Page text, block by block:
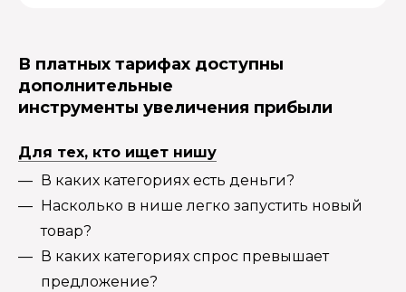
В платных тарифах доступны
дополнительные
инструменты увеличения прибыли
Для тех, кто ищет нишу
В каких категориях есть деньги?
Насколько в нише легко запустить новый
товар?
В каких категориях спрос превышает
предложение?